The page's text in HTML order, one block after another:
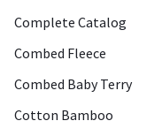
Complete Catalog
Combed Fleece
Combed Baby Terry
Cotton Bamboo